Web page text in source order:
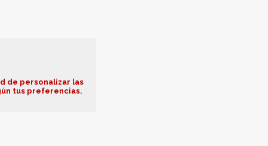
de personalizar las
tus preferencias.